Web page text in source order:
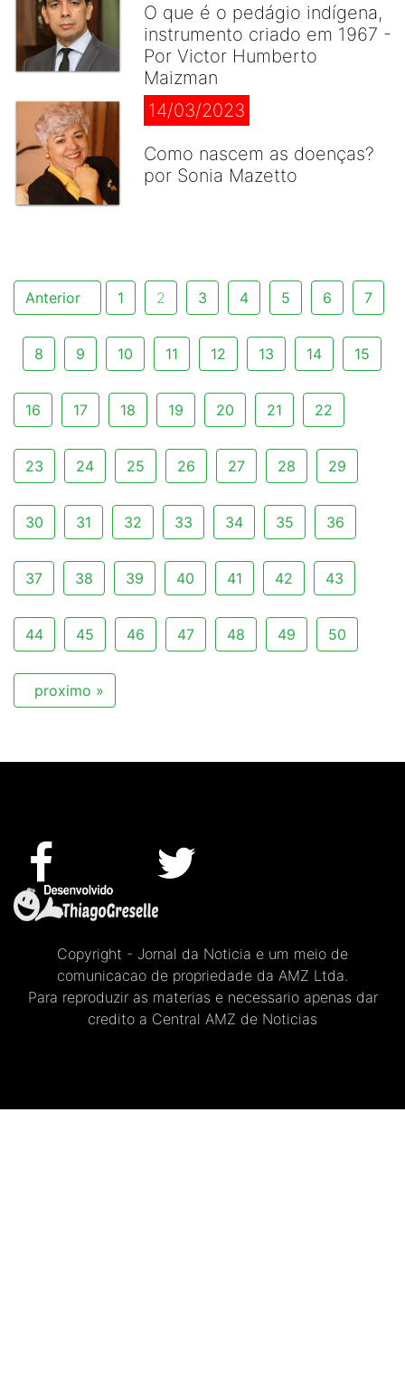
O que é o pedágio indígena,
instrumento criado em 1967 -
Por Victor Humberto
Maizman
14/03/2023
Como nascem as doenças?
por Sonia Mazetto
Anterior 1 2 3 4 5 6 7
8 9 10 11 12 13 14 15
16 17 18 19 20 21 22
23 24 25 26 27 28 29
30 31 32 33 34 35 36
37 38 39 40 41 42 43
44 45 46 47 48 49 50
proximo »
Copyright - Jornal da Noticia e um meio de
comunicacao de propriedade da AMZ Ltda.
Para reproduzir as materias e necessario apenas dar
credito a Central AMZ de Noticias